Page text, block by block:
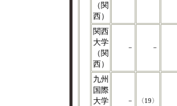
（関
西）
関西
大学
（関
西）
－ －
九州
国際
大学
－ 〈19〉